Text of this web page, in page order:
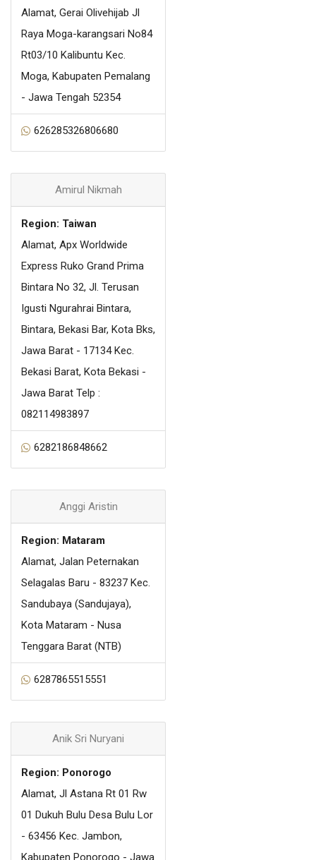
Alamat, Gerai Olivehijab Jl
Raya Moga-karangsari No84
Rt03/10 Kalibuntu Kec.
Moga, Kabupaten Pemalang
- Jawa Tengah 52354
626285326806680
Amirul Nikmah
Region: Taiwan
Alamat, Apx Worldwide
Express Ruko Grand Prima
Bintara No 32, Jl. Terusan
Igusti Ngurahrai Bintara,
Bintara, Bekasi Bar, Kota Bks,
Jawa Barat - 17134 Kec.
Bekasi Barat, Kota Bekasi -
Jawa Barat Telp :
082114983897
6282186848662
Anggi Aristin
Region: Mataram
Alamat, Jalan Peternakan
Selagalas Baru - 83237 Kec.
Sandubaya (Sandujaya),
Kota Mataram - Nusa
Tenggara Barat (NTB)
6287865515551
Anik Sri Nuryani
Region: Ponorogo
Alamat, Jl Astana Rt 01 Rw
01 Dukuh Bulu Desa Bulu Lor
- 63456 Kec. Jambon,
Kabupaten Ponorogo - Jawa